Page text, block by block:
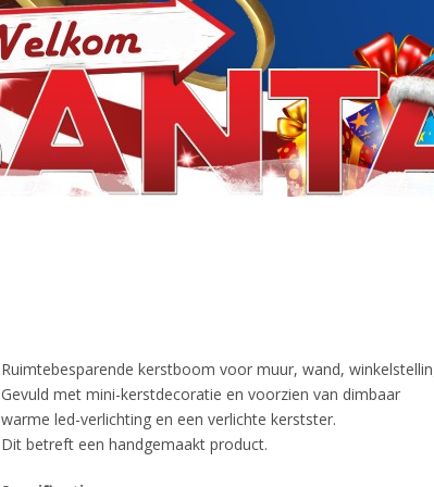
Ruimtebesparende kerstboom voor muur, wand,
Gevuld met mini-kerstdecoratie en voorzien van dimbaar
warme led-verlichting en een verlichte kerstster.
Dit betreft een handgemaakt product.